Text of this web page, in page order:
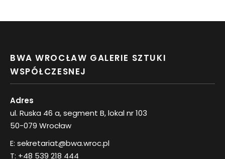
BWA WROCŁAW GALERIE SZTUKI
WSPÓŁCZESNEJ
Adres
ul. Ruska 46 a, segment B, lokal nr 103
50-079 Wrocław
E: sekretariat@bwa.wroc.pl
T: +48 539 218 444